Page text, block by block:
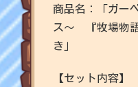
商品名：「ガー
ス～ 『牧場物
き」
【セット内容】